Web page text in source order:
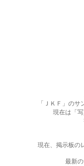
「ＪＫＦ」の
現在は「
現在、掲示板の
最新